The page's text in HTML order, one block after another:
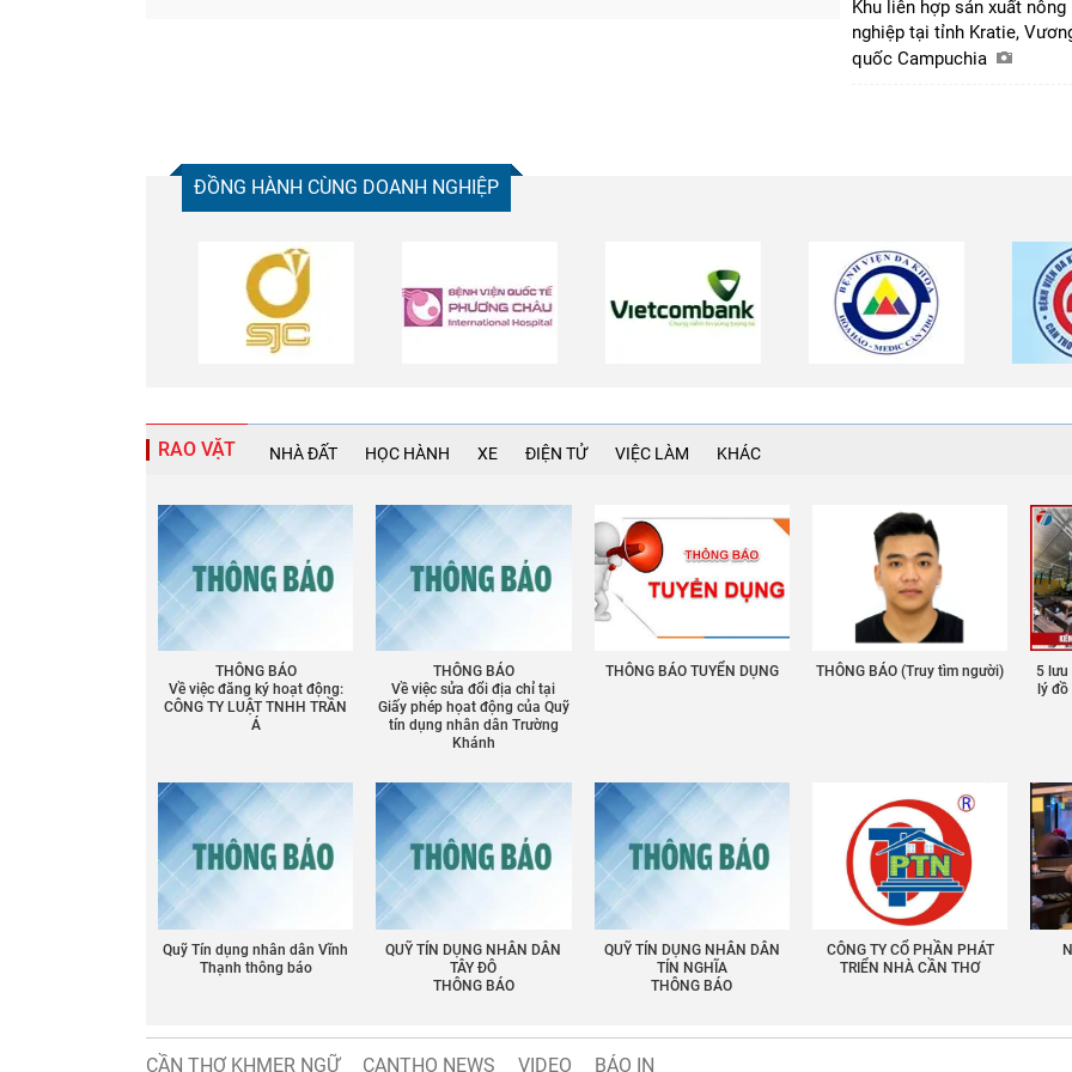
Facebook
Khu liên hợp sản xuất nông
nghiệp tại tỉnh Kratie,
quốc Campuchia
ĐỒNG HÀNH CÙNG DOANH NGHIỆP
RAO VẶT NHÀ ĐẤT HỌC HÀNH XE ĐIỆN TỬ VIỆC LÀM KHÁC
THÔNG BÁO
Về việc đăng ký hoạt động:
CÔNG TY LUẬT TNHH TRẦN
Á
THÔNG BÁO
Về việc sửa đổi địa chỉ tại
Giấy phép họat động của Quỹ
tín dụng nhân dân Trường
Khánh
THÔNG BÁO TUYỂN DỤNG THÔNG BÁO (Truy tìm người)
5
lý
Quỹ Tín dụng nhân dân Vĩnh
Thạnh thông báo
QUỸ TÍN DỤNG NHÂN DÂN
TÂY ĐÔ
THÔNG BÁO
QUỸ TÍN DỤNG NHÂN DÂN
TÍN NGHĨA
THÔNG BÁO
CÔNG TY CỔ PHẦN PHÁT
TRIỂN NHÀ CẦN THƠ
CẦN THƠ KHMER NGỮ CANTHO NEWS VIDEO BÁO IN